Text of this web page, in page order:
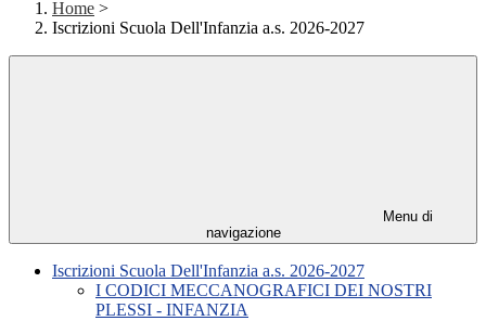
Home >
Iscrizioni Scuola Dell'Infanzia a.s. 2026-2027
Menu di
navigazione
Iscrizioni Scuola Dell'Infanzia a.s. 2026-2027
I CODICI MECCANOGRAFICI DEI NOSTRI
PLESSI - INFANZIA